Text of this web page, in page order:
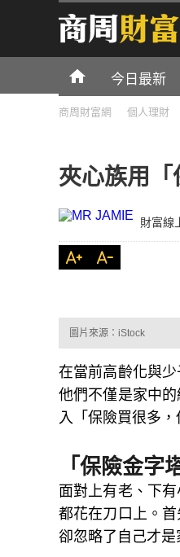
今日最新
商周財富網 個人理財
夾心族用
財富線
圖片來源：iStock
在當前高齡化與
他們不僅是家中
入「保險買很多
「保險金字
面對上有老、下
都花在刀口上。
卻忽略了自己才